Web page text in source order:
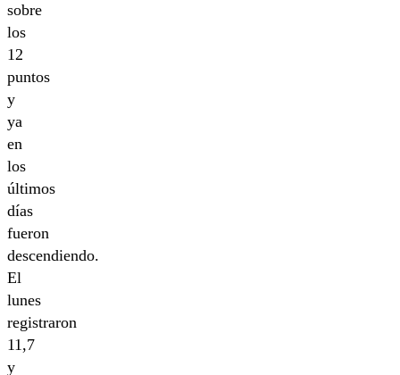
sobre
los
12
puntos
y
ya
en
los
últimos
días
fueron
descendiendo.
El
lunes
registraron
11,7
y